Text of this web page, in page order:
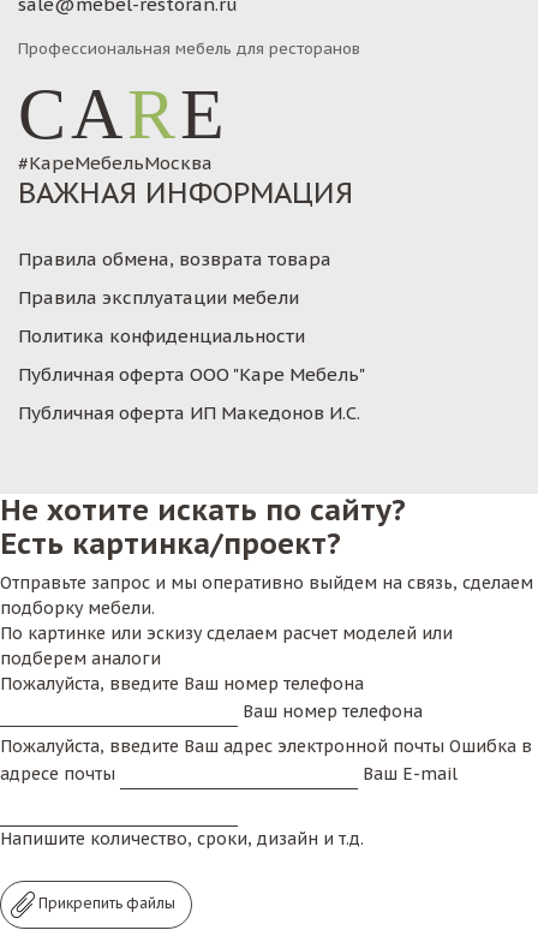
Профессиональная мебель для ресторанов
CARE
#КареМебельМосква
ВАЖНАЯ ИНФОРМАЦИЯ
Правила обмена, возврата товара
Правила эксплуатации мебели
Политика конфиденциальности
Публичная оферта ООО "Каре Мебель"
Публичная оферта ИП Македонов И.С.
Не хотите искать по сайту?
Есть картинка/проект?
Отправьте запрос и мы оперативно выйдем на связь, сделаем
подборку мебели.
По картинке или эскизу сделаем расчет моделей или
подберем аналоги
Пожалуйста, введите Ваш номер телефона
Ваш номер телефона
Пожалуйста, введите Ваш адрес электронной почты Ошибка в
адресе почты
Ваш E-mail
Напишите количество, сроки, дизайн и т.д.
Прикрепить файлы